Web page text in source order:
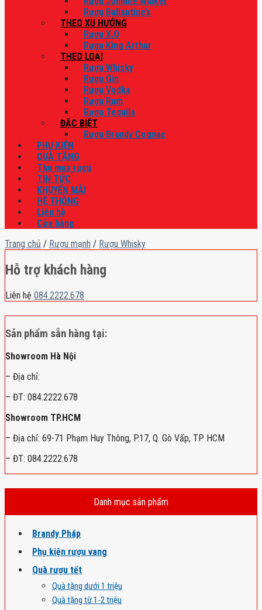
Rượu Ballantine’s
THEO XU HƯỚNG
Rượu X.O
Rượu King Arthur
THEO LOẠI
Rượu Whisky
Rượu Gin
Rượu Vodka
Rượu Rum
Rượu Tequila
ĐẶC BIỆT
Rượu Brandy Cognac
PHỤ KIỆN
QUÀ TẶNG
Thu mua rượu
TIN TỨC
KHUYẾN MÃI
HỆ THỐNG
Liên hệ
Cửa hàng
Trang chủ / Rượu mạnh / Rượu Whisky
Hỗ trợ khách hàng
Liên hệ 084.2222.678
Sản phẩm sẵn hàng tại:
Showroom Hà Nội
– Địa chỉ:
– ĐT: 084.2222.678
Showroom TP.HCM
– Địa chỉ: 69-71 Phạm Huy Thông, P.17, Q. Gò Vấp, TP HCM
– ĐT: 084.2222.678
Danh mục sản phẩm
Brandy Pháp
Phụ kiện rượu vang
Quà rượu tết
Quà tặng dưới 1 triệu
Quà tặng từ 1-2 triệu